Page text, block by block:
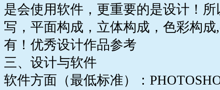
是会使用软件，更重要的是设计！
写，平面构成，立体构成，色彩构
有！优秀设计作品参考
三、设计与软件
软件方面（最低标准）：